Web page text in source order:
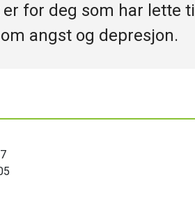
for deg som har lette til
angst og depresjon.